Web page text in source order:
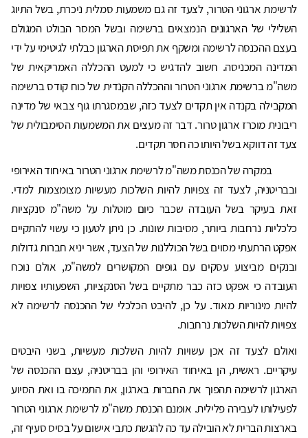
לרשימת ארגוני הטרור, לצעד זה גם משמעות סמלית ניכרת, בשל התיוג
השלילי של הארגונים הנמצאים ברשימה ובשל המסר הבולט המגולם
בעצם ההכנסה לרשימה ומשקף את תפיסת הארגון כבלתי לגיטימי על ידי
המדינה המכניסה. חשוב להדגיש כי למעט ההכללה האמריקאית של
משה"מ ברשימת ארגוני הטרור וההכללה הקנדית של כוח קודס ברשימה
המקבילה בקנדה אין תקדים לצעד כזה, שבמסגרתו גוף צבאי של מדינה
ריבונית מוכרז ארגון טרור. דבר זה מעצים את המשמעות הסימבולית של
צעד זה דווקא בשל היותו כה חסר תקדים.
במקרה של הכנסת משה"מ לרשימת ארגוני הטרור באיחוד האירופי
ובבריטניה, לצעד זה צפויות להיות השלכות מעשיות מצומצמות למדי.
זאת בעיקר בשל העובדה שכבר כיום מוטלות על משה"מ סנקציות
כלכליות נרחבות ביותר, מסיבות שונות. כן ניתן לטעון כי עשוי להתקיים
אפקט הרתעתי מסוים בשל הכוללנות של הצעד, אשר יניא חברות גדולות
ובנקים מביצוע עסקים עם גופים המקושרים למשה"מ, אולם נוכח
העובדה כי אפקט כזה כבר מתקיים בשל הסנקציות, השפעותיו צפויות
להיות מינוריות מאוד. על כן, להיבט הכלכלי של ההכנסה לרשימה לא
צפויות להיות השלכות נרחבות.
ואולם לצעד זה אכן עשויות להיות השלכות מעשיות, בשני היבטים
עיקריים. ראשית, הן באיחוד האירופי והן בבריטניה, עצם ההכנסה של
הארגון לרשימה תהפוך את החברוּת בארגון, את התמיכה בו ואת הסיוע
לפעילותו לעבירה פלילית. אומנם הכנסת משה"מ לרשימת ארגוני הטרור
בארצות הברית לא הובילה עד כה להגשת כתבי אישום על בסיס סעיף זה,